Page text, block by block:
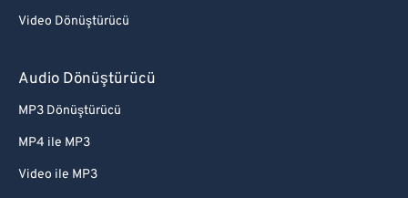
Video Dönüştürücü
Audio Dönüştürücü
MP3 Dönüştürücü
MP4 ile MP3
Video ile MP3